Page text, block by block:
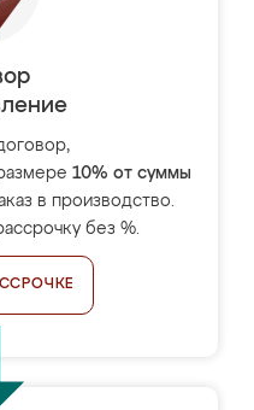
10% от суммы
в производство.
без %.